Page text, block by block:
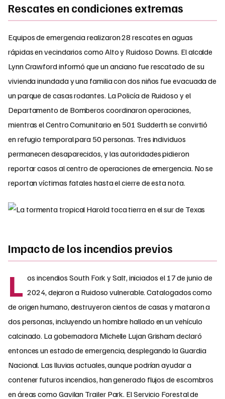
Rescates en condiciones extremas
Equipos de emergencia realizaron 28 rescates en aguas
rápidas en vecindarios como Alto y Ruidoso Downs. El alcalde
Lynn Crawford informó que un anciano fue rescatado de su
vivienda inundada y una familia con dos niños fue evacuada de
un parque de casas rodantes. La Policía de Ruidoso y el
Departamento de Bomberos coordinaron operaciones,
mientras el Centro Comunitario en 501 Sudderth se convirtió
en refugio temporal para 50 personas. Tres individuos
permanecen desaparecidos, y las autoridades pidieron
reportar casos al centro de operaciones de emergencia. No se
reportan víctimas fatales hasta el cierre de esta nota.
Impacto de los incendios previos
L os incendios South Fork y Salt, iniciados el 17 de junio de
2024, dejaron a Ruidoso vulnerable. Catalogados como
de origen humano, destruyeron cientos de casas y mataron a
dos personas, incluyendo un hombre hallado en un vehículo
calcinado. La gobernadora Michelle Lujan Grisham declaró
entonces un estado de emergencia, desplegando la Guardia
Nacional. Las lluvias actuales, aunque podrían ayudar a
contener futuros incendios, han generado flujos de escombros
en áreas como Gavilan Trailer Park. El Servicio Forestal de